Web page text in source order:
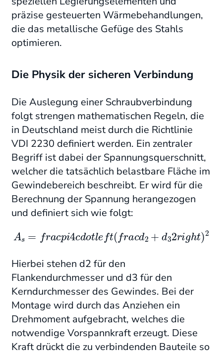
präzise gesteuerten Wärmebehandlungen,
die das metallische Gefüge des Stahls
optimieren.
Die Physik der sicheren Verbindung
Die Auslegung einer Schraubverbindung
folgt strengen mathematischen Regeln, die
in Deutschland meist durch die Richtlinie
VDI 2230 definiert werden. Ein zentraler
Begriff ist dabei der Spannungsquerschnitt,
welcher die tatsächlich belastbare Fläche im
Gewindebereich beschreibt. Er wird für die
Berechnung der Spannung herangezogen
und definiert sich wie folgt:
A r 4c o tle t(fr a 2+ d 2 ri h t) 2
Hierbei stehen d2 für den
Flankendurchmesser und d3 für den
Kerndurchmesser des Gewindes. Bei der
Montage wird durch das Anziehen ein
Drehmoment aufgebracht, welches die
notwendige Vorspannkraft erzeugt. Diese
Kraft drückt die zu verbindenden Bauteile so